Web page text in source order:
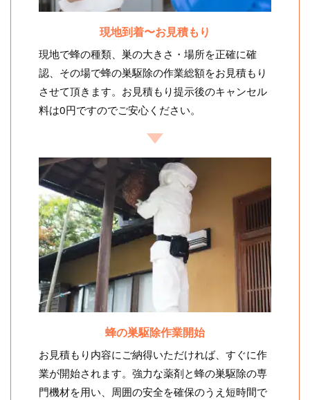
現地到着〜お見積もり
現地で蜂の種類、巣の大きさ・場所を正確に確
認、その場で蜂の巣駆除の作業総額をお見積もり
させて頂きます。お見積もり提示後のキャンセル
料は0円ですのでご安心ください。
蜂の巣駆除作業開始
お見積もり内容にご納得いただければ、すぐに作
業が開始されます。強力な薬剤と蜂の巣駆除の専
門機材を用い、周囲の安全を確保のうえ短時間で